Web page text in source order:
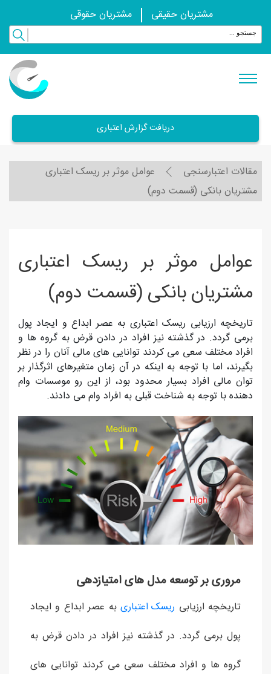
مشتریان حقیقی مشتریان حقوقی
دریافت گزارش اعتباری
مقالات اعتبارسنجی
عوامل موثر بر ریسک اعتباری
مشتریان بانکی (قسمت دوم)
عوامل موثر بر ریسک اعتباری
مشتریان بانکی (قسمت دوم)
تاریخچه ارزیابی ریسک اعتباری به عصر ابداع و ایجاد پول
برمی گردد. در گذشته نیز افراد در دادن قرض به گروه ها و
افراد مختلف سعی می کردند توانایی های مالی آنان را در نظر
بگیرند، اما با توجه به اینکه در آن زمان متغیرهای اثرگذار بر
توان مالی افراد بسیار محدود بود، از این رو موسسات وام
دهنده با توجه به شناخت قبلی به افراد وام می دادند.
مروری بر توسعه مدل های امتیازدهی
تاریخچه ارزیابی ریسک اعتباریبه عصر ابداع و ایجاد
پول برمی گردد. در گذشته نیز افراد در دادن قرض به
گروه ها و افراد مختلف سعی می کردند توانایی های